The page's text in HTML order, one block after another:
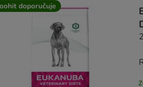
doporučuje